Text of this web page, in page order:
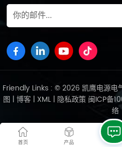
Friendly Links : © 2026 凯鹰电源电
图 | 博客 | XML| 隐私政策 闽ICP备
络
首页 产品